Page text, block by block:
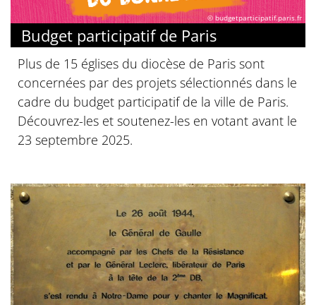
© budgetparticipatif.paris.fr
Budget participatif de Paris
Plus de 15 églises du diocèse de Paris sont
concernées par des projets sélectionnés dans le
cadre du budget participatif de la ville de Paris.
Découvrez-les et soutenez-les en votant avant le
23 septembre 2025.